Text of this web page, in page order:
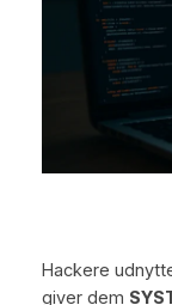
Hackere
giver dem